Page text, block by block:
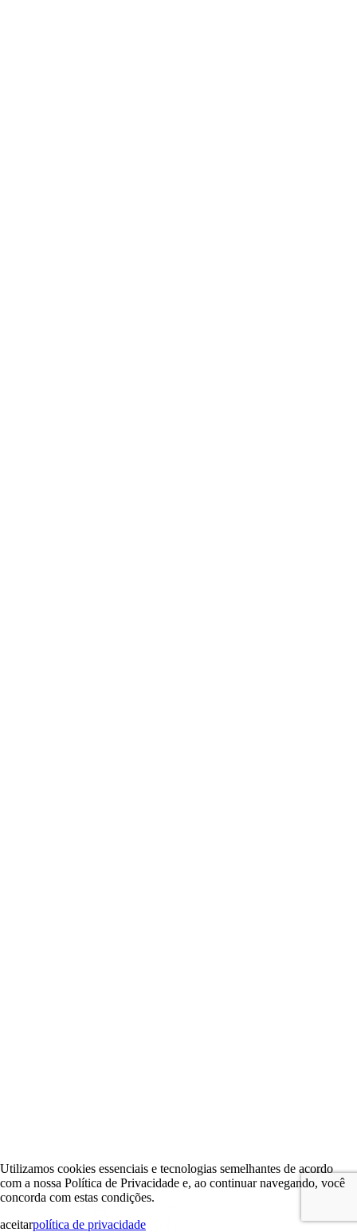
Utilizamos cookies essenciais e tecnologias semelhantes de acordo
com a nossa Política de Privacidade e, ao continuar navegando, você
concorda com estas condições.
aceitarpolítica de privacidade